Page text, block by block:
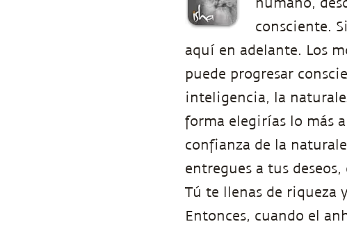
humano,
consciente.
aquí en adelante. Los
puede progresar
inteligencia, la
forma elegirías lo más
confianza de la
entregues a tus
Tú te llenas de riqueza
Entonces, cuando el